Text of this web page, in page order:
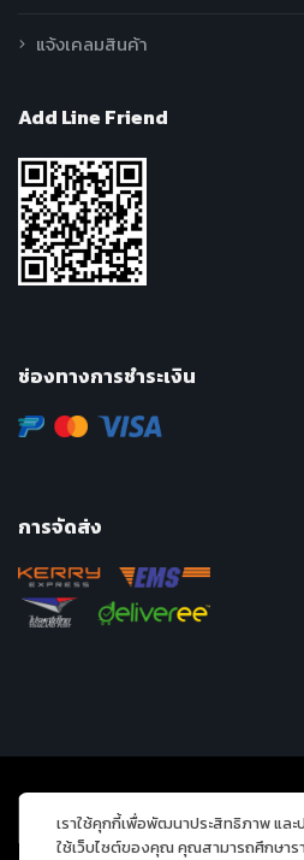
แจ้งเคลมสินค้า
Add Line Friend
ช่องทางการชำระเงิน
การจัดส่ง
เราใช้คุกกี้เพื่อพัฒนาประสิทธิภาพ แล
ใช้เว็บไซต์ของคุณ คุณสามารถศึกษาร